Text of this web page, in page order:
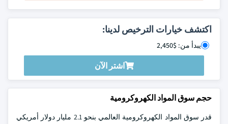
اكتشف خيارات الترخيص لدينا:
يبدأ من: $2,450
اشتر الآن
حجم سوق المواد الكهروكرومية
قدر سوق المواد الكهروكرومية العالمي بنحو 2.1 مليار دولار أمريكي